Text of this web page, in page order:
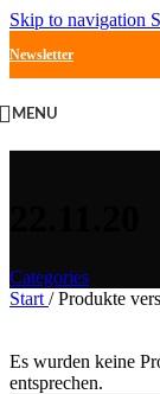
Skip to navigation
Newsletter
MENU
Categories
Start / Produkte
Es wurden keine
entsprechen.